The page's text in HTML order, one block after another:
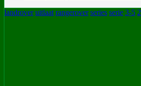
landrover uitlaat rangerover series serie 3-5